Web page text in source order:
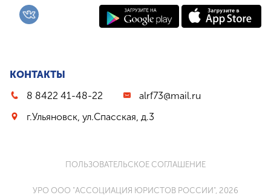
КОНТАКТЫ
8 8422 41-48-22
alrf73@mail.ru
г.Ульяновск, ул.Спасская, д.3
ПОЛЬЗОВАТЕЛЬСКОЕ СОГЛАШЕНИЕ
УРО ООО "АССОЦИАЦИЯ ЮРИСТОВ РОССИИ", 2026